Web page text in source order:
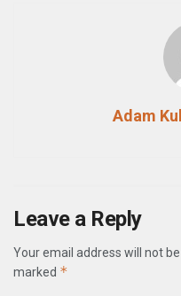
Adam
Leave a Reply
Your email address will not be
marked *